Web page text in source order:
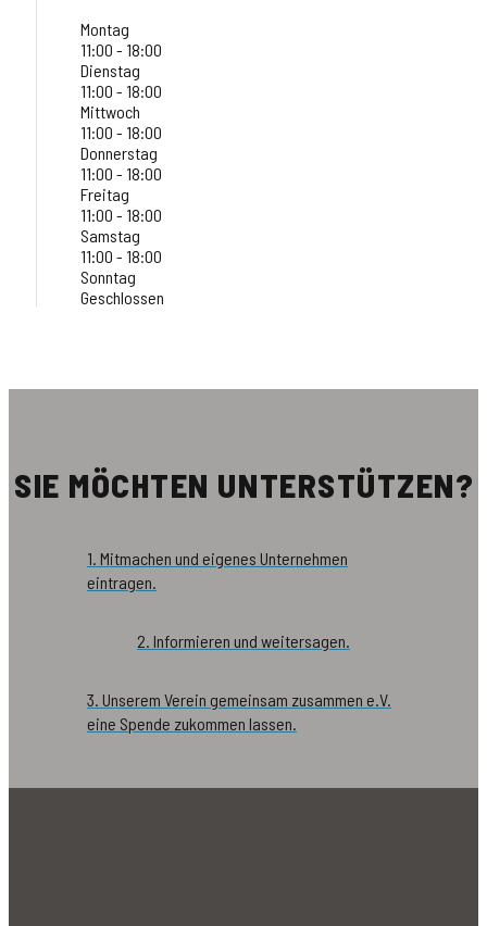
Montag
11:00 - 18:00
Dienstag
11:00 - 18:00
Mittwoch
11:00 - 18:00
Donnerstag
11:00 - 18:00
Freitag
11:00 - 18:00
Samstag
11:00 - 18:00
Sonntag
Geschlossen
SIE MÖCHTEN UNTERSTÜTZEN?
1. Mitmachen und eigenes Unternehmen
eintragen.
2. Informieren und weitersagen.
3. Unserem Verein gemeinsam zusammen e.V.
eine Spende zukommen lassen.